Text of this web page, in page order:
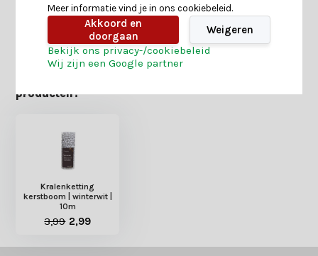
producten?
Kralenketting
kerstboom | winterwit |
10m
3,99 2,99
Meer informatie vind je in ons cookiebeleid.
Akkoord en
doorgaan
Weigeren
Bekijk ons privacy-/cookiebeleid
Wij zijn een Google partner